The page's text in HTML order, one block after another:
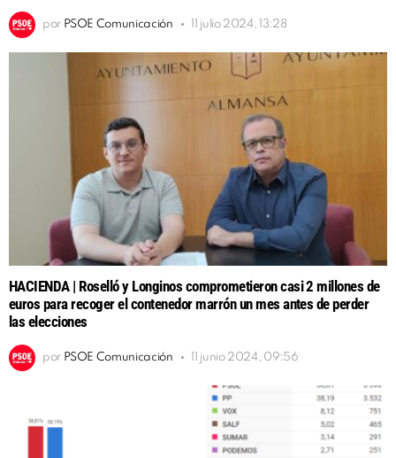
por PSOE Comunicación 11 julio 2024, 13:28
HACIENDA | Roselló y Longinos comprometieron casi 2 millones de
euros para recoger el contenedor marrón un mes antes de perder
las elecciones
por PSOE Comunicación 11 junio 2024, 09:56